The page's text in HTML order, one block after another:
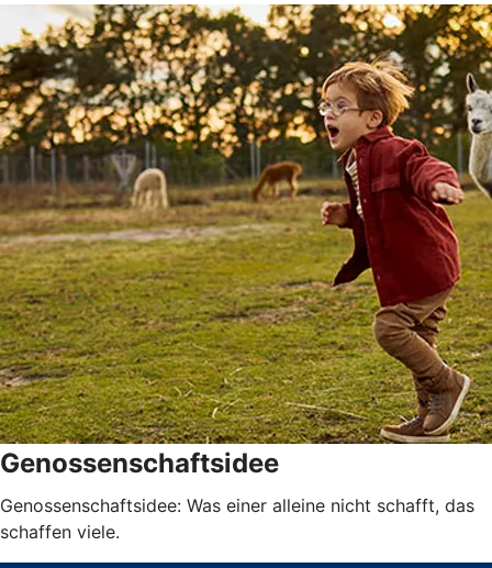
Genossenschaftsidee
Genossenschaftsidee: Was einer alleine nicht schafft, das
schaffen viele.